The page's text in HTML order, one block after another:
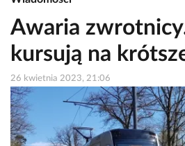
Awaria
kursują na
26 kwietnia 2023, 21:06